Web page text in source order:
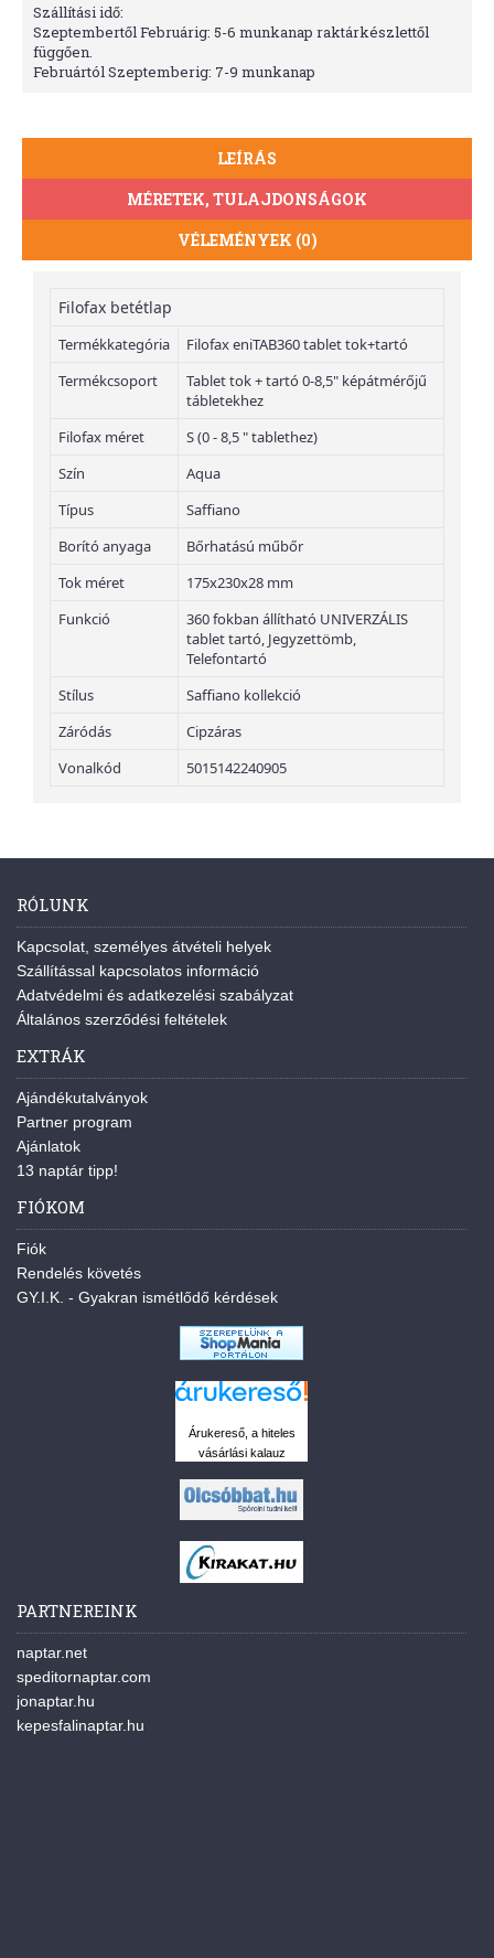
Szállítási idő:
Szeptembertől Februárig: 5-6 munkanap raktárkészlettől
függően.
Februártól Szeptemberig: 7-9 munkanap
LEÍRÁS
MÉRETEK, TULAJDONSÁGOK
VÉLEMÉNYEK (0)
Filofax betétlap
Termékkategória
Filofax eniTAB360 tablet tok+tartó
Termékcsoport
Tablet tok + tartó 0-8,5" képátmérőjű
tábletekhez
Filofax méret
S (0 - 8,5 " tablethez)
Szín
Aqua
Típus
Saffiano
Borító anyaga
Bőrhatású műbőr
Tok méret
175x230x28 mm
Funkció
360 fokban állítható UNIVERZÁLIS
tablet tartó, Jegyzettömb,
Telefontartó
Stílus
Saffiano kollekció
Záródás
Cipzáras
Vonalkód
5015142240905
RÓLUNK
Kapcsolat, személyes átvételi helyek
Szállítással kapcsolatos információ
Adatvédelmi és adatkezelési szabályzat
Általános szerződési feltételek
EXTRÁK
Ajándékutalványok
Partner program
Ajánlatok
13 naptár tipp!
FIÓKOM
Fiók
Rendelés követés
GY.I.K. - Gyakran ismétlődő kérdések
Árukereső, a hiteles
vásárlási kalauz
PARTNEREINK
naptar.net
speditornaptar.com
jonaptar.hu
kepesfalinaptar.hu